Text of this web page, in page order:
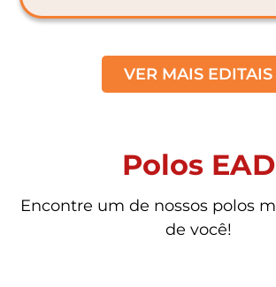
VER MAIS EDITAIS
Polos EAD
Encontre um de nossos polos
de você!